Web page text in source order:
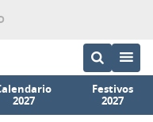
2027
Festivos
2027